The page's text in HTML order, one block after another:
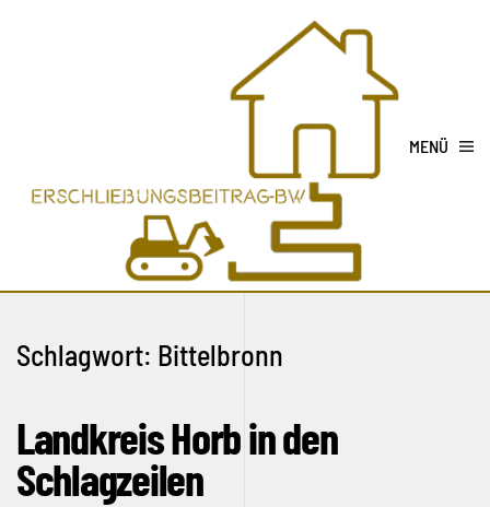
MENÜ
Schlagwort: Bittelbronn
Landkreis Horb in den
Schlagzeilen